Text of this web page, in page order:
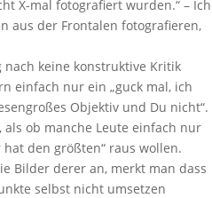
X-mal fotografiert wurden.“ – Ich
aus der Frontalen fotografieren,
keine konstruktive Kritik
einfach nur ein „guck mal, ich
Objektiv und Du nicht“.
als ob manche Leute einfach nur
den größten“ raus wollen.
Bilder derer an, merkt man dass
selbst nicht umsetzen